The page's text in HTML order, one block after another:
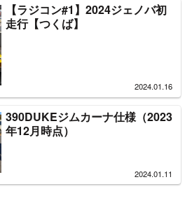
【ラジコン#1】2024ジェノバ初
走行【つくば】
2024.01.16
390DUKEジムカーナ仕様（2023
年12月時点）
2024.01.11